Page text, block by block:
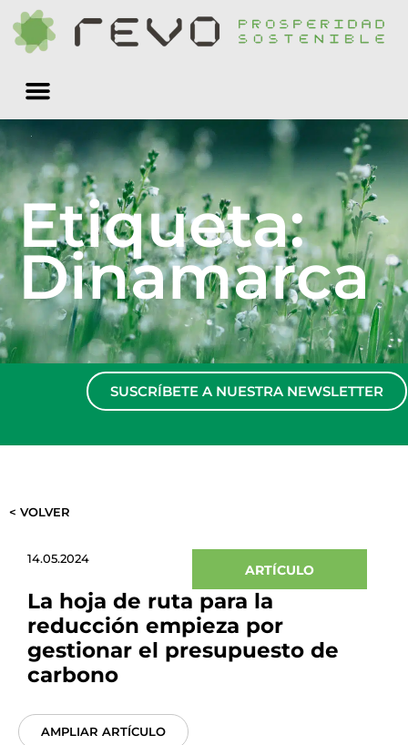
Etiqueta:
Dinamarca
SUSCRÍBETE A NUESTRA NEWSLETTER
< VOLVER
14.05.2024
ARTÍCULO
La hoja de ruta para la
reducción empieza por
gestionar el presupuesto de
carbono
AMPLIAR ARTÍCULO